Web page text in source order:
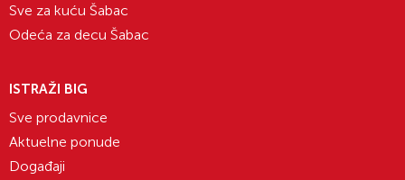
Sve za kuću Šabac
Odeća za decu Šabac
ISTRAŽI BIG
Sve prodavnice
Aktuelne ponude
Događaji